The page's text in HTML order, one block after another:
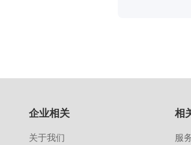
企业相关
关于我们
相
服